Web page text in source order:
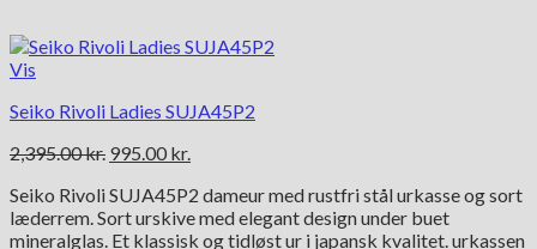
Vis
Seiko Rivoli Ladies SUJA45P2
2,395.00kr. Den
pris
var:
2,395.00 kr..
995.00 kr.
pris
er:
995.00 kr..
Seiko Rivoli SUJA45P2 dameur med rustfri stål urkasse og sort
læderrem. Sort urskive med elegant design under buet
mineralglas. Et klassisk og tidløst ur i japansk kvalitet. urkassen